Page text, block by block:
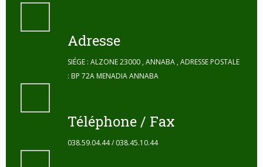
Adresse
SIÉGE : ALZONE 23000 , ANNABA , ADRESSE POSTALE
: BP 72A MENADIA ANNABA
Téléphone / Fax
038.59.04.44 / 038.45.10.44